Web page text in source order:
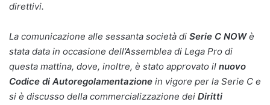
direttivi.
La comunicazione alle sessanta società di Serie C NOWè
stata data in occasione dell’Assemblea di Lega Pro di
questa mattina, dove, inoltre, è stato approvato il nuovo
Codice di Autoregolamentazione in vigore per la Serie C e
si è discusso della commercializzazione dei Diritti